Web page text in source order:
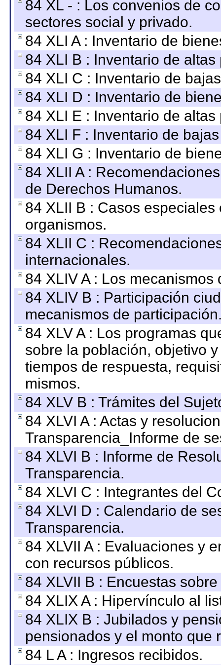
84 XL - : Los convenios de
sectores social y privado.
84 XLI A : Inventario de
84 XLI B : Inventario de
84 XLI C : Inventario de
84 XLI D : Inventario de
84 XLI E : Inventario de
84 XLI F : Inventario de
84 XLI G : Inventario de
84 XLII A :
de Derechos Humanos.
84 XLII B : Casos
organismos.
84 XLII C :
internacionales.
84 XLIV A : Los
84 XLIV B : Participación
mecanismos de
84 XLV A : Los programas
sobre la población, objetivo
tiempos de respuesta,
mismos.
84 XLV B : Trámites del
84 XLVI A : Actas y
Transparencia_Informe de
84 XLVI B : Informe de
Transparencia.
84 XLVI C : Integrantes del
84 XLVI D : Calendario de
Transparencia.
84 XLVII A : Evaluaciones y
con recursos públicos.
84 XLVII B : Encuestas
84 XLIX A : Hipervínculo al
84 XLIX B : Jubilados y
pensionados y el monto que
84 L A : Ingresos recibidos.